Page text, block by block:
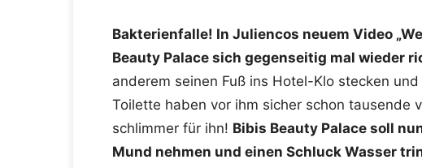
Bakterienfalle! In Juliencos neuem Video
Beauty Palace sich gegenseitig mal wieder
anderem seinen Fuß ins Hotel-Klo stecken
Toilette haben vor ihm sicher schon tausende
schlimmer für ihn! Bibis Beauty Palace soll
Mund nehmen und einen Schluck Wasser